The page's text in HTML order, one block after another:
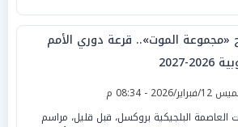
«مجموعة الموت».. قرعة دوري الأمم
2027
2026 - 08:34 م
العاصمة البلجيكية بروكسل، قبل قليل، مراسم